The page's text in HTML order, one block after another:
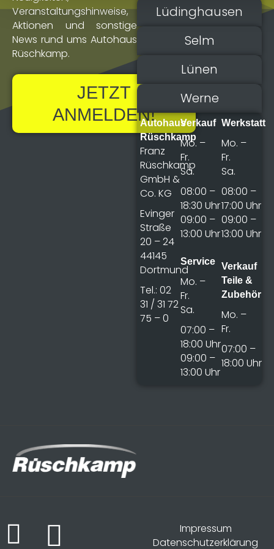
Veranstaltungs­hinweise,
Aktionen und sonstige
News rund ums Autohaus
Rüschkamp.
JETZT
ANMELDEN!
Lüdinghausen
Selm
Lünen
Werne
Autohaus
Rüschkamp
Franz
Rüschkamp
GmbH &
Co. KG
Evinger
Straße
20 – 24
44145
Dortmund
Tel.: 02
31 / 31 72
75 – 0
Verkauf
Mo. –
Fr.
Sa.
08:00 –
18:30 Uhr
09:00 –
13:00 Uhr
Service
Mo. –
Fr.
Sa.
07:00 –
18:00 Uhr
09:00 –
13:00 Uhr
Werkstatt
Mo. –
Fr.
Sa.
08:00 –
17:00 Uhr
09:00 –
13:00 Uhr
Verkauf
Teile &
Zubehör
Mo. –
Fr.
07:00 –
18:00 Uhr
Impressum
Datenschutzerklärung